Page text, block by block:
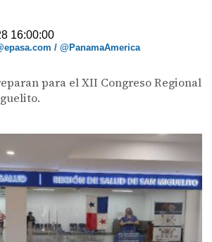
16:00:00
/ @PanamaAmerica
para el XII Congreso Regional